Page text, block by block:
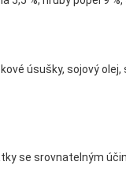
úsušky, sojový
se srovnatelným